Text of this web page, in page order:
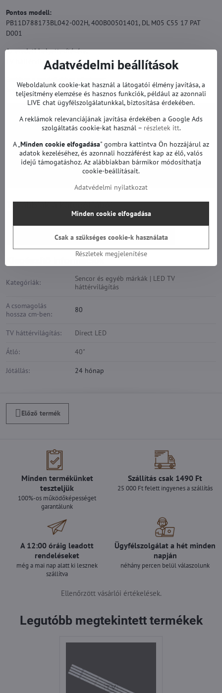
Pontos modell:
PB11D788173BL042-002H, 400B00501401, DL M05 C55 17 PAT
D001
Az eredeti helyettesítésére.
TV háttérvilágítás garanciával.
Sencor SLE40F10M4, Vivax 40LE60 és mások.
Továbbiak a kategóriából
Sencor és egyéb márkák | LED TV háttérvilágítás
Kategóriák:
Sencor és egyéb márkák | LED TV
háttérvilágítás
A csomagolás
hossza cm-ben:
80
TV háttérvilágítás: Direct LED
Átló: 40"
Jótállás: 24 hónap
Előző termék
Minden termékünket
teszteljük
100%-os működőképességet
garantálunk
Szállítás csak 1490 Ft
25 000 Ft felett ingyenes a szállítás
A 12:00 óráig leadott
rendeléseket
még a mai nap alatt ki lesznek
szállítva
Ügyfélszolgálat a hét minden
napján
néhány percen belül válaszolunk
Ellenőrzött vásárlói értékelések.
Legutóbb megtekintett termékek
Adatvédelmi beállítások
Weboldalunk cookie-kat használ a látogatói élmény javítása, a
teljesítmény elemzése és hasznos funkciók, például az azonnali
LIVE chat ügyfélszolgálatunkkal, biztosítása érdekében.
A reklámok relevanciájának javítása érdekében a Google Ads
szolgáltatás cookie-kat használ – részletek itt.
A „ Minden cookie elfogadása" gombra kattintva Ön hozzájárul az
adatok kezeléséhez, és azonnali hozzáférést kap az élő, valós
idejű támogatáshoz. Az alábbiakban bármikor módosíthatja
cookie-beállításait.
Adatvédelmi nyilatkozat
Részletek megjelenítése
Minden cookie elfogadása
Csak a szükséges cookie-k használata